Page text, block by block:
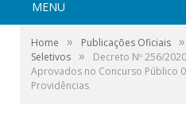
MENU
Home » Publicações Oficiais »
Seletivos »
Decreto Nº 256/
Aprovados no Concurso Público
Providências